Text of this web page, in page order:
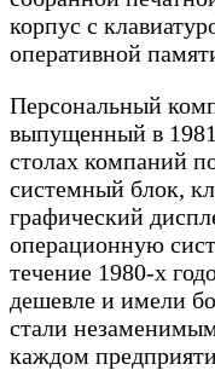
корпус с
оперативной
Персональный
выпущенный в 1981
столах компаний
системный блок,
графический
операционную
течение 1980-х
дешевле и имели
стали
каждом